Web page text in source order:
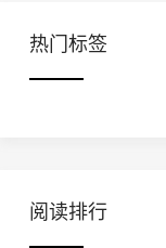
热门标签
阅读排行